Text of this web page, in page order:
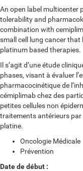
An open label multicenter
tolerability and
combination with
small cell lung cancer
platinum based therapies.
Il s’agit d’une étude
phases, visant à évaluer
pharmacocinétique de
cémiplimab chez des
petites cellules non
traitements antérieurs par
platine.
Oncologie Médicale
Prévention
Date de début :